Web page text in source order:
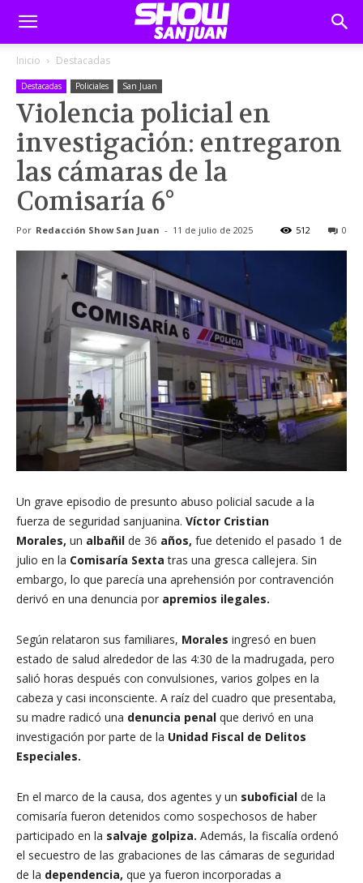
Inicio Destacadas
Destacadas Policiales San Juan
Violencia policial en
investigación: entregaron
las cámaras de la
Comisaría 6°
Por Redacción Show San Juan - 11 de julio de 2025 0
512
Un grave episodio de presunto abuso policial sacude a la
fuerza de seguridad sanjuanina. Víctor Cristian
Morales, un albañil de 36 años, fue detenido el pasado 1 de
julio en la Comisaría Sexta tras una gresca callejera. Sin
embargo, lo que parecía una aprehensión por contravención
derivó en una denuncia por apremios ilegales.
Según relataron sus familiares, Morales ingresó en buen
estado de salud alrededor de las 4:30 de la madrugada, pero
salió horas después con convulsiones, varios golpes en la
cabeza y casi inconsciente. A raíz del cuadro que presentaba,
su madre radicó una denuncia penal que derivó en una
investigación por parte de la Unidad Fiscal de Delitos
Especiales.
En el marco de la causa, dos agentes y un suboficial de la
comisaría fueron detenidos como sospechosos de haber
participado en la salvaje golpiza. Además, la fiscalía ordenó
el secuestro de las grabaciones de las cámaras de seguridad
de la dependencia, que ya fueron incorporadas a